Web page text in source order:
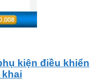
kiện điều khiển
khai